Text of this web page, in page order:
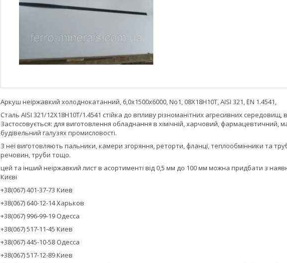
Аркуш неіржавкий холоднокатанний, 6,0х1500х6000, No1, 08Х18Н10Т, AISI 321, EN 1.4541,
Сталь AISI 321/12Х18Н10Т/1.4541 стійка до впливу різноманітних агресивних
Застосовується: для виготовлення обладнання в хімічній, харчовий,
будівельний галузях промисловості.
З неї виготовляють пальники, камери згоряння, реторти, фланці, теплообмінники та
речовин, труби тощо.
цей та інший неіржавкий лист в асортименті від 0,5 мм до 100 мм можна придбати з
Києві
+38(067) 401-37-73 Киев
+38(067) 640-12-14 Харьков
+38(067) 996-99-19 Одесса
+38(067) 517-11-45 Киев
+38(067) 445-10-58 Одесса
+38(067) 517-12-89 Киев